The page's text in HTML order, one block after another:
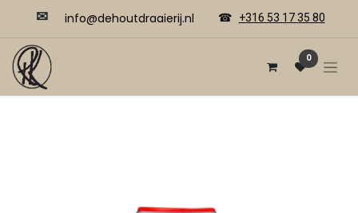
✉ ​​info@dehoutdraaierij.nl ☎ +316 53 17 35 80
0